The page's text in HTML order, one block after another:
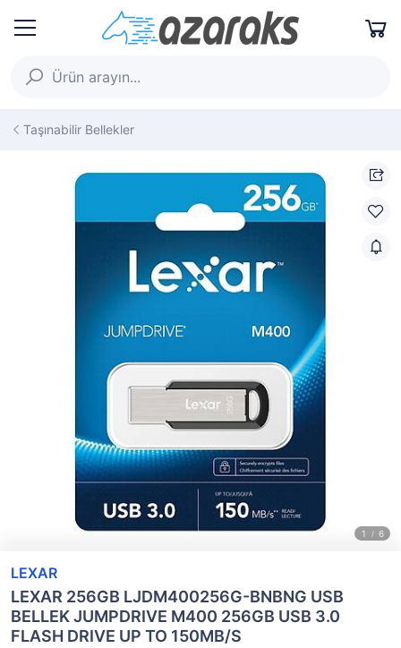
Taşınabilir Bellekler
LEXAR
LEXAR 256GB LJDM400256G-BNBNG USB
BELLEK JUMPDRIVE M400 256GB USB 3.0
FLASH DRIVE UP TO 150MB/S